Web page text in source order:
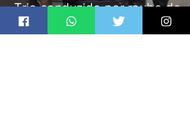
Trio conduzido por roubo de
celular no Méier acumula 37
passagens